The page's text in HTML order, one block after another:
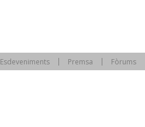
Esdeveniments Premsa Fòrums